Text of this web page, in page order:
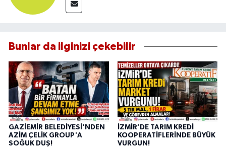
Bunlar da ilginizi çekebilir
GAZİEMİR BELEDİYESİ'NDEN
AZİM ÇELİK GROUP'A
SOĞUK DUŞ!
İZMİR’DE TARIM KREDİ
KOOPERATİFLERİNDE BÜYÜK
VURGUN!